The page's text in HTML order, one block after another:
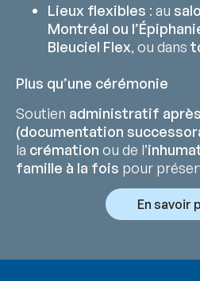
Lieux flexibles : au
Montréal ou
Bleuciel Flex, ou dans
Plus qu’une cérémonie
Soutien administratif
(documentation
la crémation ou de l’
famille à la fois pour
En savoir